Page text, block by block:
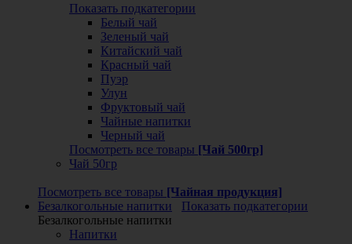
Показать подкатегории
Белый чай
Зеленый чай
Китайский чай
Красный чай
Пуэр
Улун
Фруктовый чай
Чайные напитки
Черный чай
Посмотреть все товары [Чай 500гр]
Чай 50гр
Посмотреть все товары [Чайная продукция]
Безалкогольные напитки
Показать подкатегории
Безалкогольные напитки
Напитки